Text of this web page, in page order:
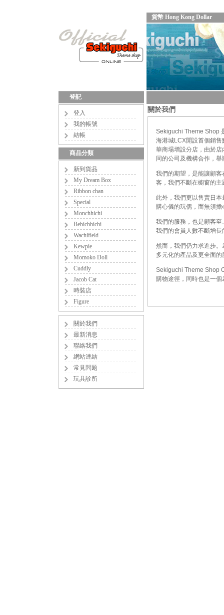
貨幣 Hong Kong Dollar
登記
登入
我的帳號
結帳
商品分類
新到貨品
My Dream Box
Ribbon chan
Special
Monchhichi
Bebichhichi
Wachifield
Kewpie
Momoko Doll
Cuddly
Jacob Cat
時裝店
Figure
關於我們
最新消息
聯絡我們
網站連結
常見問題
玩具診所
關於我們
Sekiguchi Theme Shop
海港城LCX開設首個銷
華商場增設分店，由於
同的公司及機構合作，
我們的期望，是能讓顧
客，我們不斷在櫥窗的
此外，我們更以售賣日
購心儀的玩偶，而無須擔
我們的服務，也是顧客
我們的會員人數不斷增長
然而，我們仍力求進步
多元化的產品及更全面的
Sekiguchi Theme Shop
購物途徑，同時也是一